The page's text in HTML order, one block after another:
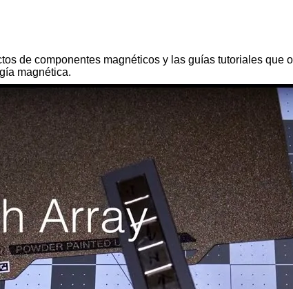
de componentes magnéticos y las guías tutoriales
magnética.